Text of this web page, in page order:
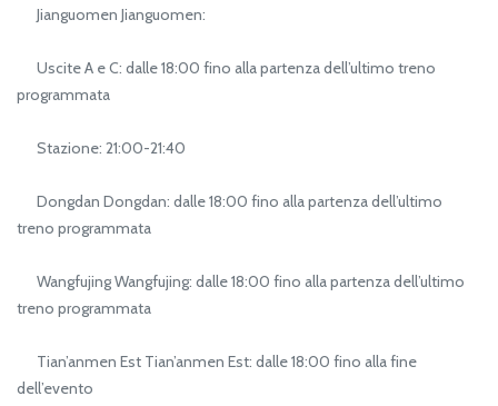
Jianguomen Jianguomen:
Uscite A e C: dalle 18:00 fino alla partenza dell’ultimo treno
programmata
Stazione: 21:00-21:40
Dongdan Dongdan: dalle 18:00 fino alla partenza dell’ultimo
treno programmata
Wangfujing Wangfujing: dalle 18:00 fino alla partenza dell’ultimo
treno programmata
Tian’anmen Est Tian’anmen Est: dalle 18:00 fino alla fine
dell’evento